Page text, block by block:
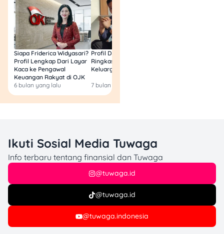
Siapa Friderica Widyasari?
Profil Lengkap Dari Layar
Kaca ke Pengawal
Keuangan Rakyat di OJK
6 bulan yang lalu
Profil Darma Mangkuluhur:
Ringkas Latar Belakang
Keluarga dan Bisnisnya
7 bulan yang lalu
Ikuti Sosial Media Tuwaga
Info terbaru tentang finansial dan Tuwaga
@tuwaga.id
@tuwaga.id
@tuwaga.indonesia